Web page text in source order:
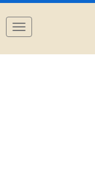
Navigation